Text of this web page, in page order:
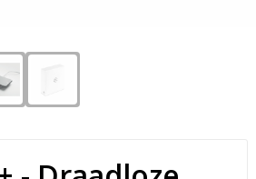
en buiten